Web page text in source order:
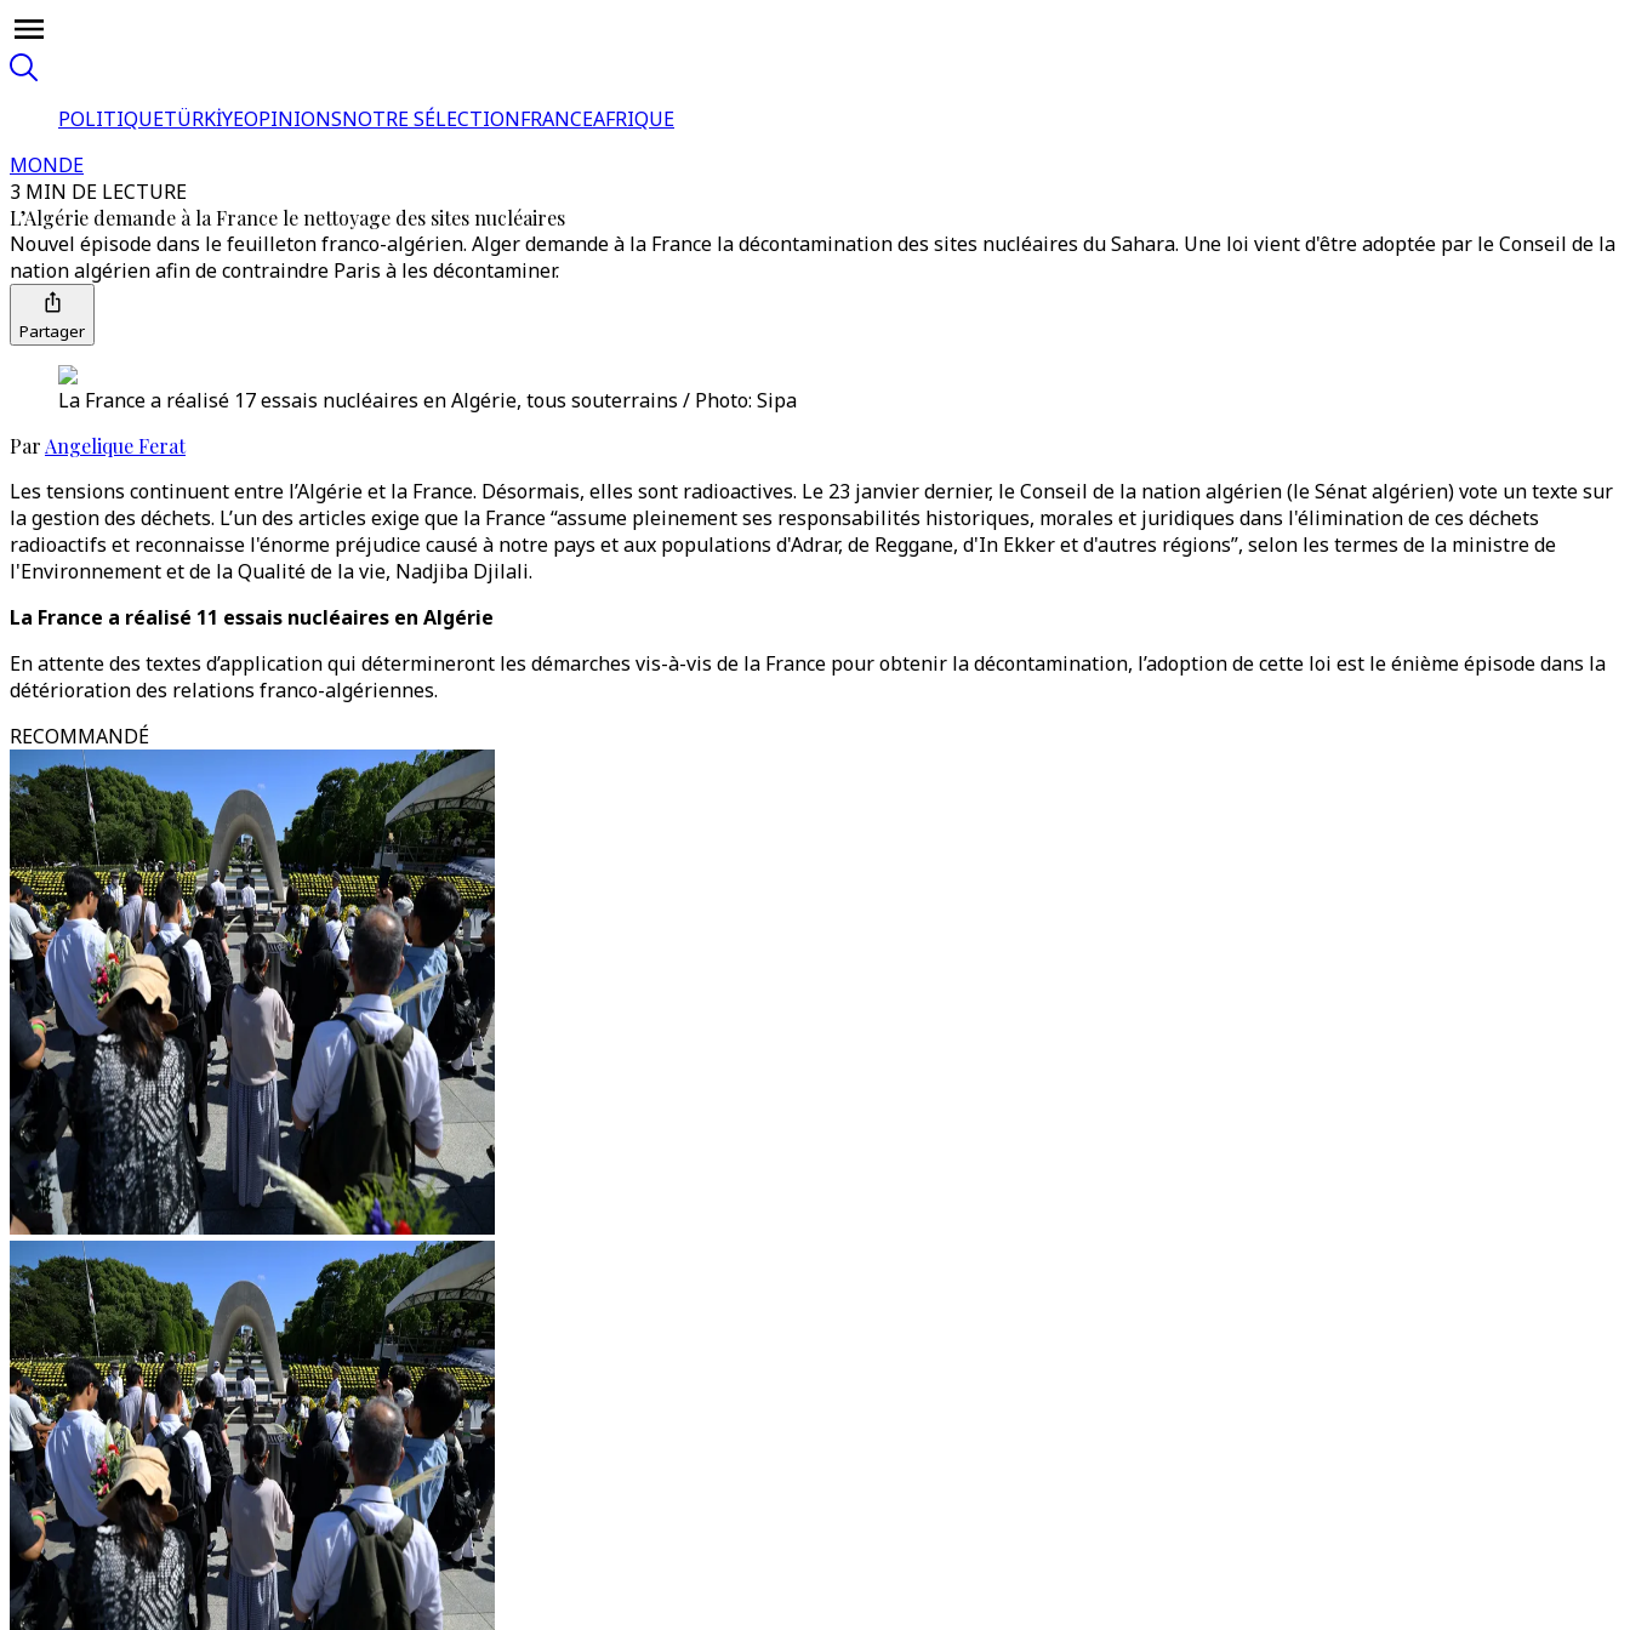
POLITIQUETÜRKİYEOPINIONSNOTRE SÉLECTIONFRANCEAFRIQUE
MONDE
3 MIN DE LECTURE
L’Algérie demande à la France le nettoyage des sites nucléaires
Nouvel épisode dans le feuilleton franco-algérien. Alger demande à la France la décontamination des sites nucléaires du Sahara. Une loi vient d'être adoptée par le Conseil de la
nation algérien afin de contraindre Paris à les décontaminer.
Partager
La France a réalisé 17 essais nucléaires en Algérie, tous souterrains / Photo: Sipa
Par Angelique Ferat
Les tensions continuent entre l’Algérie et la France. Désormais, elles sont radioactives. Le 23 janvier dernier, le Conseil de la nation algérien (le Sénat algérien) vote un texte sur
la gestion des déchets. L’un des articles exige que la France “assume pleinement ses responsabilités historiques, morales et juridiques dans l'élimination de ces déchets
radioactifs et reconnaisse l'énorme préjudice causé à notre pays et aux populations d'Adrar, de Reggane, d'In Ekker et d'autres régions”, selon les termes de la ministre de
l'Environnement et de la Qualité de la vie, Nadjiba Djilali.
La France a réalisé 11 essais nucléaires en Algérie
En attente des textes d’application qui détermineront les démarches vis-à-vis de la France pour obtenir la décontamination, l’adoption de cette loi est le énième épisode dans la
détérioration des relations franco-algériennes.
RECOMMANDÉ